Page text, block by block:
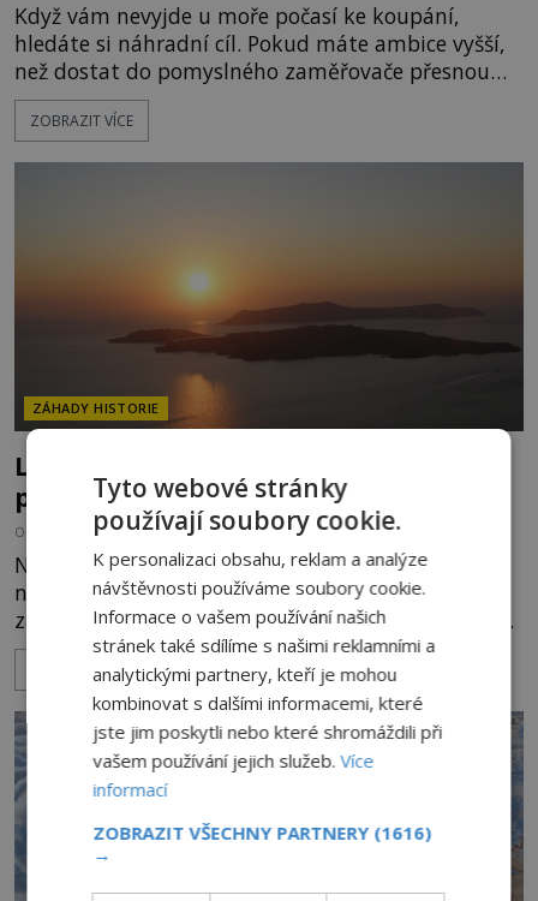
Když vám nevyjde u moře počasí ke koupání,
hledáte si náhradní cíl. Pokud máte ambice vyšší,
než dostat do pomyslného zaměřovače přesnou
pozici hotelového baru, pořád vám ještě zbývá ta
tenká linie mezi mořem a pevninou. Jestliže se
ZOBRAZIT VÍCE
ZÁHADY HISTORIE
Leží inspirace pro příběh o Atlantidě
pod hladinou zátoky Kiladha?
OD MIREK BRÁT 15.8.2022 2.5TIS
Nedaleko řeckých Athén se v zátoce Kiladha
nachází archeologické naleziště, které má šanci
zasáhnout do legendárního příběhu o Atlantidě.
Možná právě toto místo inspirovalo vznik slavné
legendy… Lokalitu potopeného města, které
pravděpodobně zničilo zemětřesení, objevili
potápěči z výzkumného projektu Ženevské
univerzity. Jejich pozornost upoutaly
ZOBRAZIT VÍCE
Tyto webové stránky
používají soubory cookie.
K personalizaci obsahu, reklam a analýze
návštěvnosti používáme soubory cookie.
Informace o vašem používání našich
stránek také sdílíme s našimi reklamními a
analytickými partnery, kteří je mohou
kombinovat s dalšími informacemi, které
jste jim poskytli nebo které shromáždili při
vašem používání jejich služeb.Více
informací
ZOBRAZIT VŠECHNY PARTNERY (1616)
→